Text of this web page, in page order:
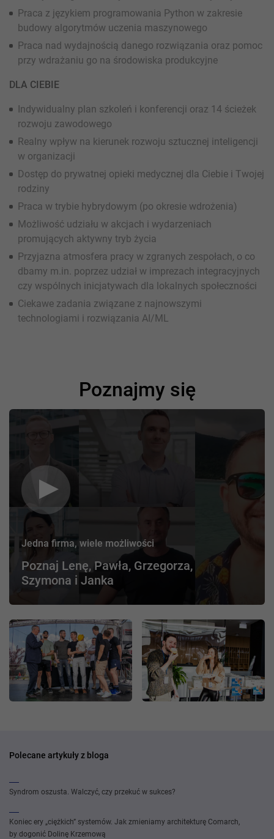
Praca z językiem programowania Python w zakresie
budowy algorytmów uczenia maszynowego
Praca nad wydajnością danego rozwiązania oraz pomoc
przy wdrażaniu go na środowiska produkcyjne
DLA CIEBIE
Indywidualny plan szkoleń i konferencji oraz 14 ścieżek
rozwoju zawodowego
Realny wpływ na kierunek rozwoju sztucznej inteligencji
w organizacji
Dostęp do prywatnej opieki medycznej dla Ciebie i Twojej
rodziny
Praca w trybie hybrydowym (po okresie wdrożenia)
Możliwość udziału w akcjach i wydarzeniach
promujących aktywny tryb życia
Przyjazna atmosfera pracy w zgranych zespołach, o co
dbamy m.in. poprzez udział w imprezach integracyjnych
czy wspólnych inicjatywach dla lokalnych społeczności
Ciekawe zadania związane z najnowszymi
technologiami i rozwiązania AI/ML
Poznajmy się
Jedna firma, wiele możliwości
Poznaj Lenę, Pawła, Grzegorza,
Szymona i Janka
Polecane artykuły z bloga
Syndrom oszusta. Walczyć, czy przekuć w sukces?
Koniec ery „ciężkich” systemów. Jak zmieniamy architekturę Comarch,
by dogonić Dolinę Krzemową